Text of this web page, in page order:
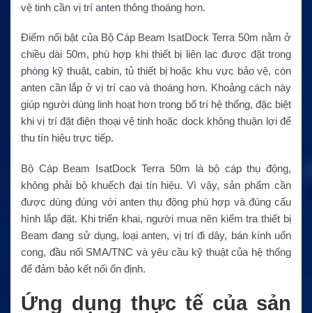
vệ tinh cần vị trí anten thông thoáng hơn.
Điểm nổi bật của Bộ Cáp Beam IsatDock Terra 50m nằm ở
chiều dài 50m, phù hợp khi thiết bị liên lạc được đặt trong
phòng kỹ thuật, cabin, tủ thiết bị hoặc khu vực bảo vệ, còn
anten cần lắp ở vị trí cao và thoáng hơn. Khoảng cách này
giúp người dùng linh hoạt hơn trong bố trí hệ thống, đặc biệt
khi vị trí đặt điện thoại vệ tinh hoặc dock không thuận lợi để
thu tín hiệu trực tiếp.
Bộ Cáp Beam IsatDock Terra 50m là bộ cáp thụ động,
không phải bộ khuếch đại tín hiệu. Vì vậy, sản phẩm cần
được dùng đúng với anten thụ động phù hợp và đúng cấu
hình lắp đặt. Khi triển khai, người mua nên kiểm tra thiết bị
Beam đang sử dụng, loại anten, vị trí đi dây, bán kính uốn
cong, đầu nối SMA/TNC và yêu cầu kỹ thuật của hệ thống
để đảm bảo kết nối ổn định.
Ứng dụng thực tế của sản